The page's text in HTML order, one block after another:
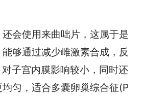
会使用来曲咄片，这属于是
够通过减少雌激素合成，反
子宫内膜影响较小，同时还
匀，适合多囊卵巢综合征(P